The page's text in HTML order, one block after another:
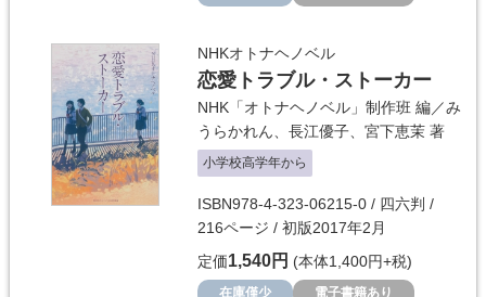
NHKオトナヘノベル
恋愛トラブル・ストーカー
NHK「オトナヘノベル」制作班 編／み
うらかれん、 長江優子、 宮下恵茉 著
小学校高学年から
ISBN978-4-323-06215-0 / 四六判 /
216ページ / 初版2017年2月
定価1,540円 (本体1,400円+税)
在庫僅少 電子書籍あり